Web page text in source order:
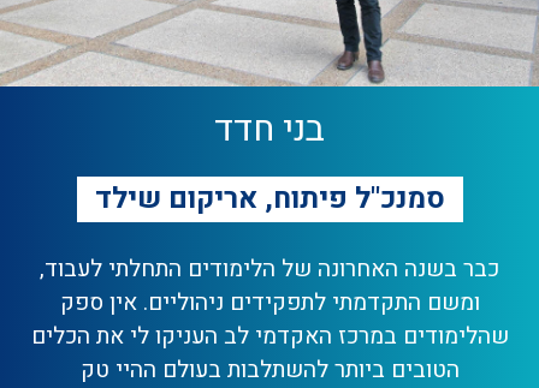
בני חדד
סמנכ"ל פיתוח, אריקום שילד
כבר בשנה האחרונה של הלימודים התחלתי לעבוד,
ומשם התקדמתי לתפקידים ניהוליים. אין ספק
שהלימודים במרכז האקדמי לב העניקו לי את הכלים
הטובים ביותר להשתלבות בעולם ההיי טק